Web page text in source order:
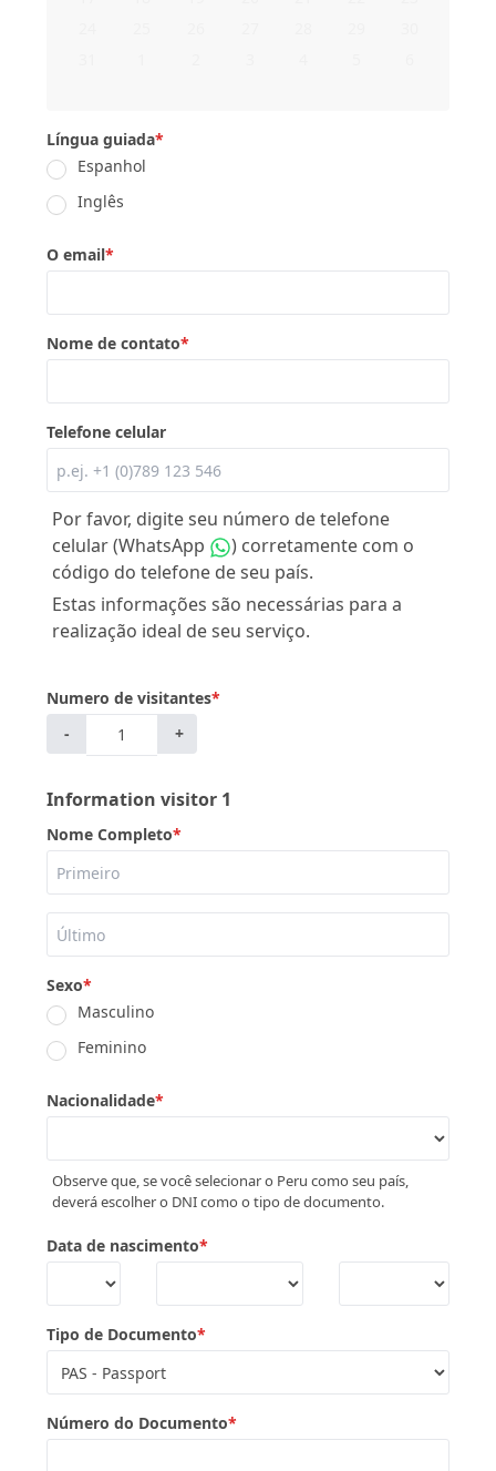
Língua guiada*
Espanhol
Inglês
O email*
Nome de contato*
Telefone celular
Por favor, digite seu número de telefone
celular (WhatsApp
) corretamente com o
código do telefone de seu país.
Estas informações são necessárias para a
realização ideal de seu serviço.
Numero de visitantes*
-
+
Information visitor 1
Nome Completo*
Sexo*
Masculino
Feminino
Nacionalidade*
Observe que, se você selecionar o Peru como seu país,
deverá escolher o DNI como o tipo de documento.
Data de nascimento*
Tipo de Documento*
Número do Documento*